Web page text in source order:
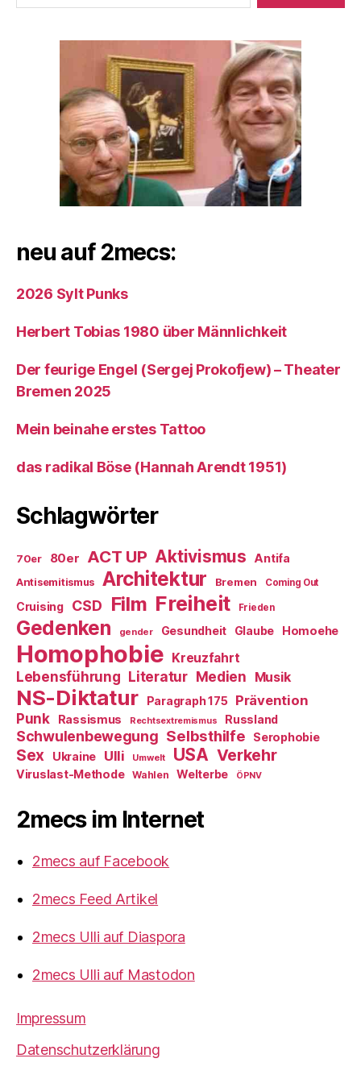
neu auf 2mecs:
2026 Sylt Punks
Herbert Tobias 1980 über Männlichkeit
Der feurige Engel (Sergej Prokofjew) – Theater
Bremen 2025
Mein beinahe erstes Tattoo
das radikal Böse (Hannah Arendt 1951)
Schlagwörter
70er 80er ACT UP Aktivismus Antifa
Antisemitismus Architektur Bremen Coming Out
Cruising CSD Film Freiheit Frieden
Gedenken gender Gesundheit Glaube Homoehe
Homophobie Kreuzfahrt
Lebensführung Literatur Medien Musik
NS-Diktatur Paragraph 175
Prävention
Punk
Rassismus Rechtsextremismus Russland
Schwulenbewegung Selbsthilfe Serophobie
Sex Ukraine Ulli Umwelt USA Verkehr
Viruslast-Methode Wahlen Welterbe ÖPNV
2mecs im Internet
2mecs auf Facebook
2mecs Feed Artikel
2mecs Ulli auf Diaspora
2mecs Ulli auf Mastodon
Impressum
Datenschutzerklärung